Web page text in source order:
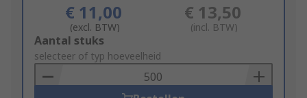
€ 11,00
(excl. BTW)
€ 13,50
(incl. BTW)
Add
to
Basket
Aantal stuks
selecteer of typ hoeveelheid